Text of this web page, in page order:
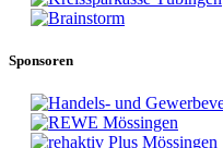
Sponsoren